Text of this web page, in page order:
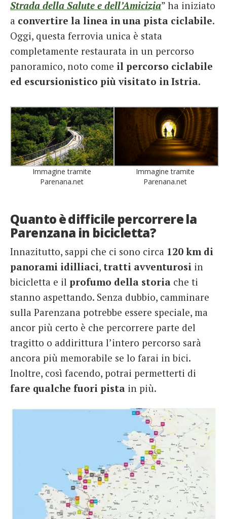
Strada della Salute e dell’Amicizia” ha iniziato
a convertire la linea in una pista ciclabile.
Oggi, questa ferrovia unica è stata
completamente restaurata in un percorso
panoramico, noto come il percorso ciclabile
ed escursionistico più visitato in Istria.
Immagine tramite
Parenana.net
Immagine tramite
Parenana.net
Quanto è difficile percorrere la
Parenzana in bicicletta?
Innazitutto, sappi che ci sono circa 120 km di
panorami idilliaci, tratti avventurosi in
bicicletta e il profumo della storia che ti
stanno aspettando. Senza dubbio, camminare
sulla Parenzana potrebbe essere speciale, ma
ancor più certo è che percorrere parte del
tragitto o addirittura l’intero percorso sarà
ancora più memorabile se lo farai in bici.
Inoltre, così facendo, potrai permetterti di
fare qualche fuori pista in più.